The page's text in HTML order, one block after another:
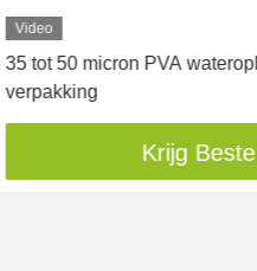
Video
35 tot 50 micron PVA
verpakking
Krijg